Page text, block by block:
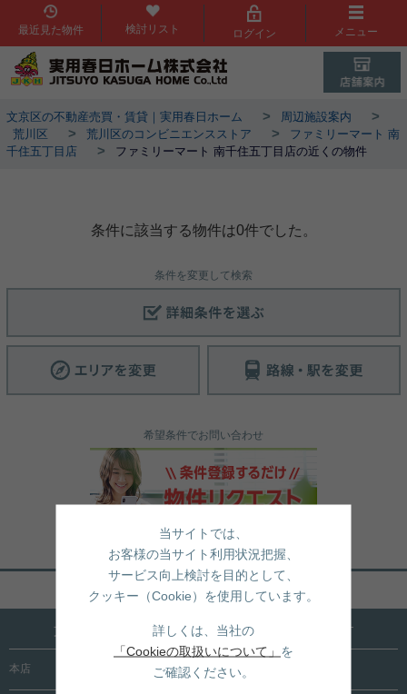
最近見た物件 検討リスト ログイン メニュー
文京区の不動産売買・賃貸｜実用春日ホーム > 周辺施設案内 >
荒川区 > 荒川区のコンビニエンスストア >
ファミリーマート 南
千住五丁目店
> ファミリーマート 南千住五丁目店の近くの物件
条件に該当する物件は0件でした。
条件を変更して検索
希望条件でお問い合わせ
ページトップへ戻る
文京区内に15店舗！売買も賃貸も全店で承ります
本店 根津店
当サイトでは、
お客様の当サイト利用状況把握、
サービス向上検討を目的として、
クッキー（Cookie）を使用しています。
詳しくは、当社の
「Cookieの取扱いについて」 を
ご確認ください。